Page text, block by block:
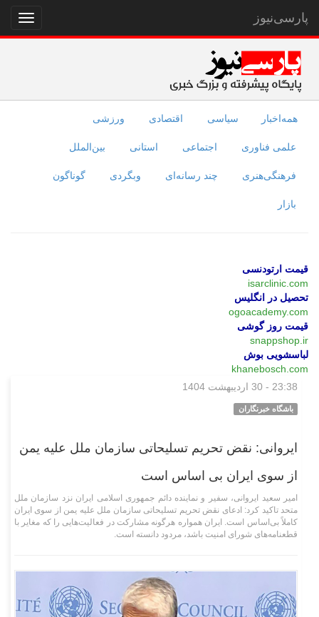
نمایش
منو
پارسی‌نیوز
همه‌اخبار سیاسی اقتصادی ورزشی
علمی فناوری اجتماعی استانی بین‌الملل
فرهنگی‌هنری چند رسانه‌ای وبگردی گوناگون
بازار
قیمت ارتودنسی
isarclinic.com
تحصیل در انگلیس
ogoacademy.com
قیمت روز گوشی
snappshop.ir
لباسشویی بوش
khanebosch.com
23:38 - 30 اردیبهشت 1404
باشگاه خبرنگاران
ایروانی: نقض تحریم تسلیحاتی سازمان ملل علیه یمن
از سوی ایران بی اساس است
امیر سعید ایروانی، سفیر و نماینده دائم جمهوری اسلامی ایران نزد سازمان ملل
متحد تاکید کرد: ادعای نقض تحریم تسلیحاتی سازمان ملل علیه یمن از سوی ایران
کاملاً بی‌اساس است. ایران همواره هرگونه مشارکت در فعالیت‌هایی را که مغایر با
قطعنامه‌های شورای امنیت باشد، مردود دانسته است.